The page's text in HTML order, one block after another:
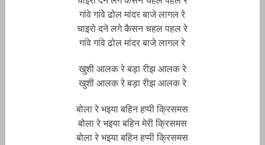
गांवे गांवे ढोल मांदर बाजे लागल रे
चाइरो दने लगे कैसन चहल पहल रे
गांवे गांवे ढोल मांदर बाजे लागल रे
खुशी आलक रे बड़ा रीझ आलक रे
खुशी आलक रे बड़ा रीझ आलक रे
बोला रे भ‌इया बहिन हप्पी क्रिसमस
बोला रे भ‌इया बहिन मेरी क्रिसमस
बोला रे भ‌इया बहिन हप्पी क्रिसमस